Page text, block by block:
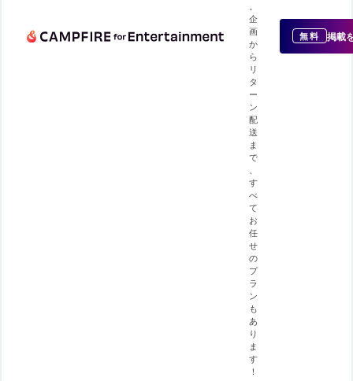
企
画
か
ら
リ
タ
ー
ン
配
送
ま
で
す
べ
て
お
任
せ
の
プ
ラ
ン
も
あ
り
ま
す
！
無料 掲載